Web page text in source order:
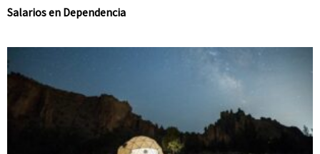
Salarios en Dependencia